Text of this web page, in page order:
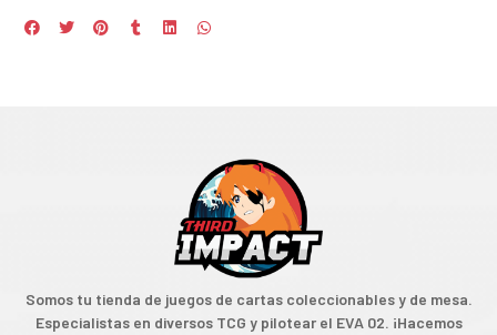
Somos tu tienda de juegos de cartas coleccionables y de mesa.
Especialistas en diversos TCG y pilotear el EVA 02. ¡Hacemos